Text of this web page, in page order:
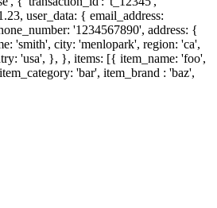
user_data: { email_address:
'1234567890', address: {
'smith', city: 'menlopark', region: 'ca',
'usa', }, }, items: [{ item_name: 'foo',
'bar', item_brand : 'baz',